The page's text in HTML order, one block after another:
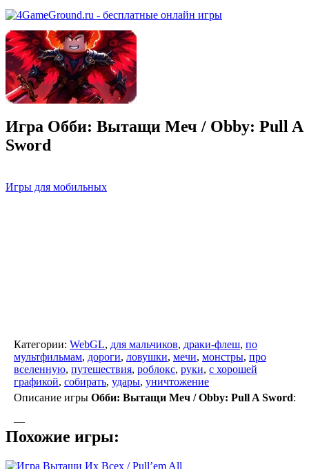
Игра Обби: Вытащи Меч / Obby: Pull A
Sword
Игры для мобильных
Категории: WebGL, для мальчиков, драки-флеш, по
мультфильмам, дороги, ловушки, мечи, монстры, про
вселенную, путешествия, роблокс, руки, с хорошей
графикой, собирать, удары, уничтожение
Описание игры Обби: Вытащи Меч / Obby: Pull A Sword:
—
Похожие игры: